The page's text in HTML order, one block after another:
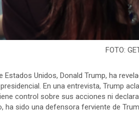
FOTO:
Estados Unidos, Donald Trump, ha
En una entrevista, Trump
control sobre sus acciones ni
ha sido una defensora ferviente de